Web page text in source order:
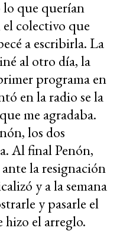
que querían
el colectivo que
a escribirla. La
al otro día, la
programa en
en la radio se la
me agradaba.
los dos
Al final Penón,
la resignación
y a la semana
y pasarle el
el arreglo.